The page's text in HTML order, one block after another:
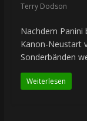
Terry Dodson
Nachdem Panini
Kanon-Neustart
Sonderbänden
Weiterlesen